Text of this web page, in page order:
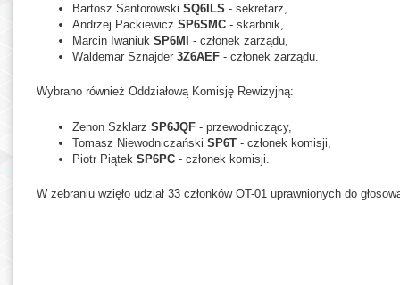
Bartosz Santorowski SQ6ILS - sekretarz,
Andrzej Packiewicz SP6SMC - skarbnik,
Marcin Iwaniuk SP6MI - członek zarządu,
Waldemar Sznajder 3Z6AEF - członek zarządu.
Wybrano również Oddziałową Komisję Rewizyjną:
Zenon Szklarz SP6JQF - przewodniczący,
Tomasz Niewodniczański SP6T - członek komisji,
Piotr Piątek SP6PC - członek komisji.
W zebraniu wzięło udział 33 członków OT-01 uprawnionych do